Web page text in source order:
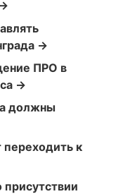
→
ПРО в
→
должны
к
присутствии